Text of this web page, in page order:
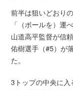
前半は狙いどおり
「（ボールを）運
山道高平監督が信
佑樹選手（#5）が
た。
3トップの中央に入